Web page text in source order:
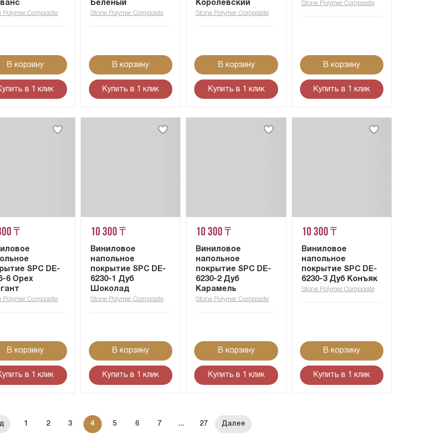
Polymer Composite
В корзину
в 1 клик
Беленый
Stone Polymer Composite
В корзину
Купить в 1 клик
Королевский
Stone Polymer Composite
В корзину
Купить в 1 клик
Stone Polymer Composite
В корзину
Купить в 1 клик
₸
SPC DE-
6 Орех
Polymer Composite
В корзину
в 1 клик
10 300 ₸
Виниловое
напольное
покрытие SPC DE-
6230-1 Дуб
Шоколад
Stone Polymer Composite
В корзину
Купить в 1 клик
10 300 ₸
Виниловое
напольное
покрытие SPC DE-
6230-2 Дуб
Карамель
Stone Polymer Composite
В корзину
Купить в 1 клик
10 300 ₸
Виниловое
напольное
покрытие SPC DE-
6230-3 Дуб Конъяк
Stone Polymer Composite
В корзину
Купить в 1 клик
1 2 3 4 5 6 7 ... 27